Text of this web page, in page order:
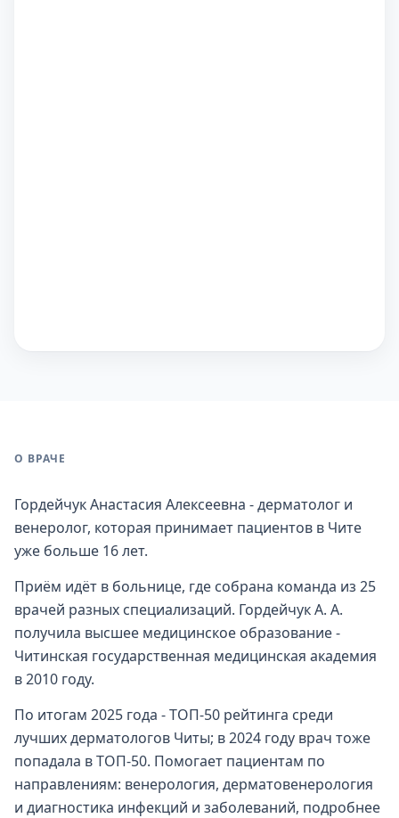
О ВРАЧЕ
Гордейчук Анастасия Алексеевна - дерматолог и
венеролог, которая принимает пациентов в Чите
уже больше 16 лет.
Приём идёт в больнице, где собрана команда из 25
врачей разных специализаций. Гордейчук А. А.
получила высшее медицинское образование -
Читинская государственная медицинская академия
в 2010 году.
По итогам 2025 года - ТОП-50 рейтинга среди
лучших дерматологов Читы; в 2024 году врач тоже
попадала в ТОП-50. Помогает пациентам по
направлениям: венерология, дерматовенерология
и диагностика инфекций и заболеваний, подробнее